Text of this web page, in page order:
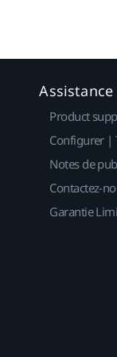
Assistance
Product
Configurer |
Notes de
Contactez-
Garantie